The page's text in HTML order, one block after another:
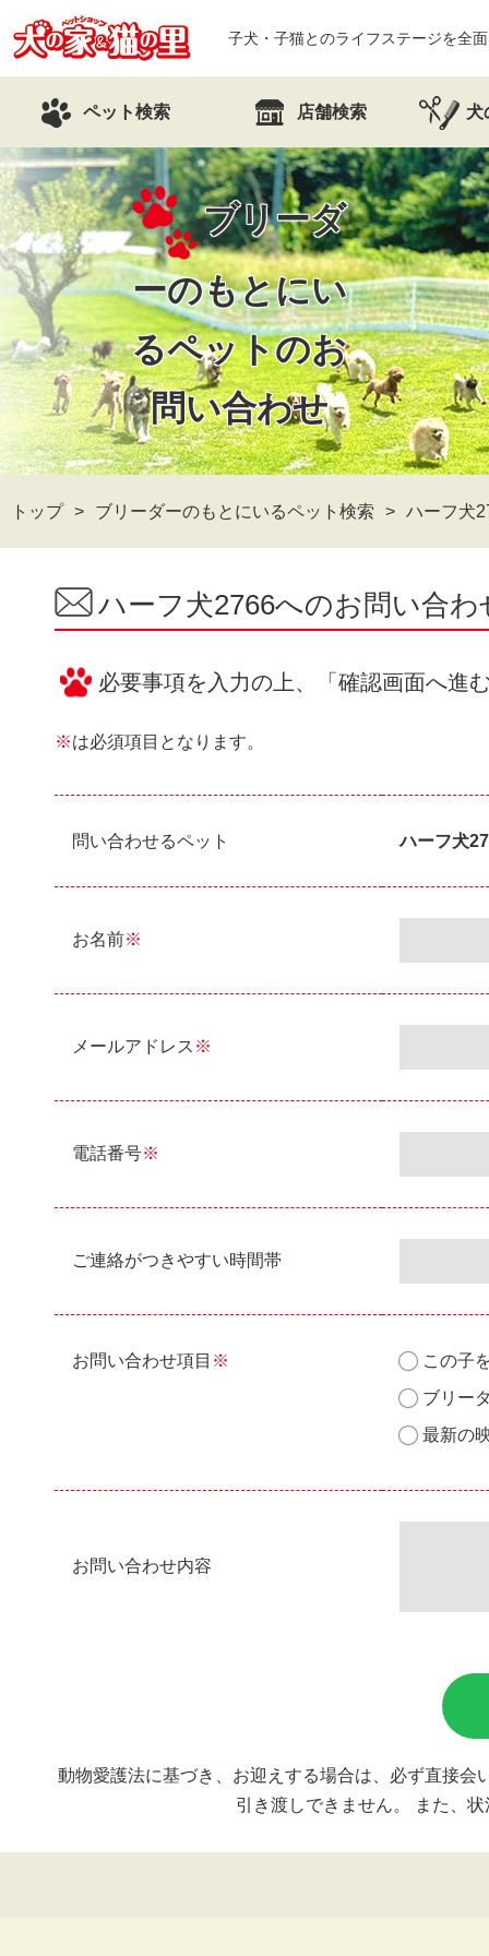
子犬・子猫とのライフステージを全
ペット検索 店舗検索 犬
ブリーダ
ーのもとにい
るペットのお
問い合わせ
トップ ブリーダーのもとにいるペット検索 ハーフ犬
ハーフ犬2766へのお問い合
必要事項を入力の上、「確認画面へ進
※は必須項目となります。
問い合わせるペット ハーフ犬
お名前※
メールアドレス ※
電話番号※
ご連絡がつきやすい時間帯
お問い合わせ項目 ※
この子
ブリー
最新の
お問い合わせ内容
動物愛護法に基づき、お迎えする場合は、必ず直接
引き渡しできません。 また、